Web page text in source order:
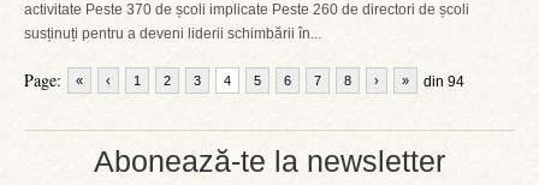
Abonează-te la newsletter
activitate Peste 370 de școli implicate Peste 260 de directori de școli
susținuți pentru a deveni liderii schimbării în...
Page: « ‹ 1 2 3 4 5 6 7 8 din 94
› »